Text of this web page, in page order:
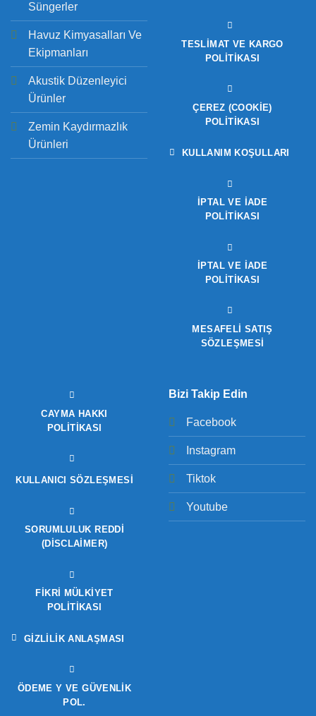
Süngerler
Havuz Kimyasalları Ve
Ekipmanları
Akustik Düzenleyici
Ürünler
Zemin Kaydırmazlık
Ürünleri
TESLIMAT VE KARGO
POLITIKASI
ÇEREZ (COOKIE)
POLITIKASI
KULLANIM KOŞULLARI
İPTAL VE İADE
POLITIKASI
İPTAL VE İADE
POLITIKASI
MESAFELİ SATIŞ
SÖZLEŞMESİ
CAYMA HAKKI
POLITIKASI
KULLANICI SÖZLEŞMESI
SORUMLULUK REDDI
(DISCLAIMER)
FIKRI MÜLKIYET
POLITIKASI
GIZLILIK ANLAŞMASI
ÖDEME Y VE GÜVENLIK
POL.
Bizi Takip Edin
Facebook
Instagram
Tiktok
Youtube